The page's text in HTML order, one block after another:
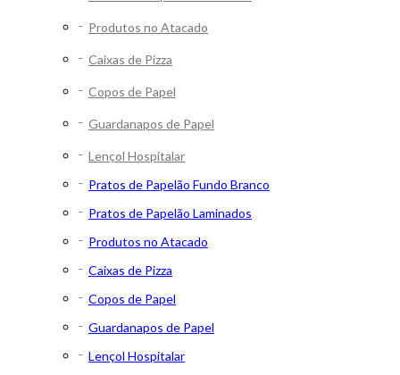
Produtos no Atacado
Caixas de Pizza
Copos de Papel
Guardanapos de Papel
Lençol Hospitalar
Pratos de Papelão Fundo Branco
Pratos de Papelão Laminados
Produtos no Atacado
Caixas de Pizza
Copos de Papel
Guardanapos de Papel
Lençol Hospitalar